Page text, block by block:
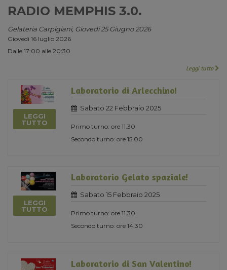
RADIO MEMPHIS 3.0.
Gelateria Carpigiani, Giovedi 25 Giugno 2026
Giovedì 16 luglio 2026
Dalle 17:00 alle 20:30
Leggi tutto
LEGGI
TUTTO
Laboratorio di Arlecchino!
Sabato 22 Febbraio 2025
Primo turno: ore 11.30
Secondo turno: ore 15.00
LEGGI
TUTTO
Laboratorio Gelato spaziale!
Sabato 15 Febbraio 2025
Primo turno: ore 11.30
Secondo turno: ore 14.30
Laboratorio di San Valentino!